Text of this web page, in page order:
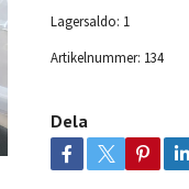
Lagersaldo: 1
Artikelnummer: 134
Dela